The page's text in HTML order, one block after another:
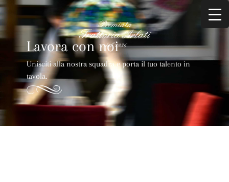
Lavora con noi
Unisciti alla nostra squadra e porta il tuo talento in
tavola.